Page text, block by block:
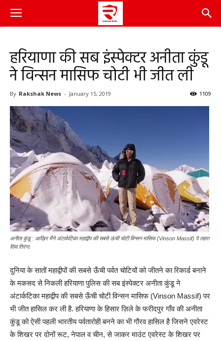
हरियाणा की सब इंस्पेक्टर अनीता कुंडू
ने विन्सन मासिफ चोटी भी जीत ली
By Rakshak News - January 15, 2019 1109
अनीता कुंडू : आख़िर मैंने अंटार्कटिका महाद्वीप की सबसे ऊंची चोटी विन्सन मासिफ (Vinson Massif) पे लहरा
दिया तिरंगा.
दुनिया के सातों महाद्वीपों की सबसे ऊँची पर्वत चोटियों को जीतने का रिकार्ड बनाने
के मकसद से निकली हरियाणा पुलिस की सब इंस्पेक्टर अनीता कुंडू ने
अंटार्कटिका महाद्वीप की सबसे ऊँची चोटी विन्सन मासिफ (Vinson Massif) पर
भी जीत हासिल कर ली है. हरियाणा के हिसार ज़िले के फरीदपुर गाँव की अनीता
कुंडू को ऐसी पहली भारतीय पर्वतारोही बनने का भी गौरव हासिल है जिसने एवरेस्ट
के शिखर पर दोनों रूट, नेपाल व चीन, से जाकर माउंट एवरेस्ट के शिखर पर